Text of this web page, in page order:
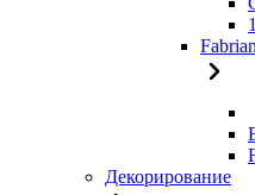
Декорирование